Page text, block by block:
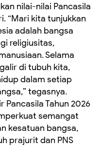
nilai-nilai Pancasila
“Mari kita tunjukkan
adalah bangsa
religiusitas,
Selama
di tubuh kita,
dalam setiap
tegasnya.
Pancasila Tahun 2026
semangat
kesatuan bangsa,
prajurit dan PNS